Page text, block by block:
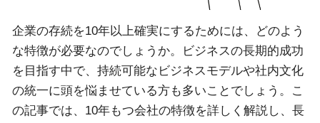
企業の存続を10年以上確実にするためには、どのよう
な特徴が必要なのでしょうか。ビジネスの長期的成功
を目指す中で、持続可能なビジネスモデルや社内文化
の統一に頭を悩ませている方も多いことでしょう。こ
の記事では、10年もつ会社の特徴を詳しく解説し、長